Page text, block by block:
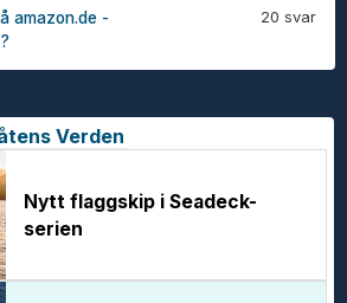
20 svar
amazon.de -
Verden
Nytt flaggskip i Seadeck-
serien